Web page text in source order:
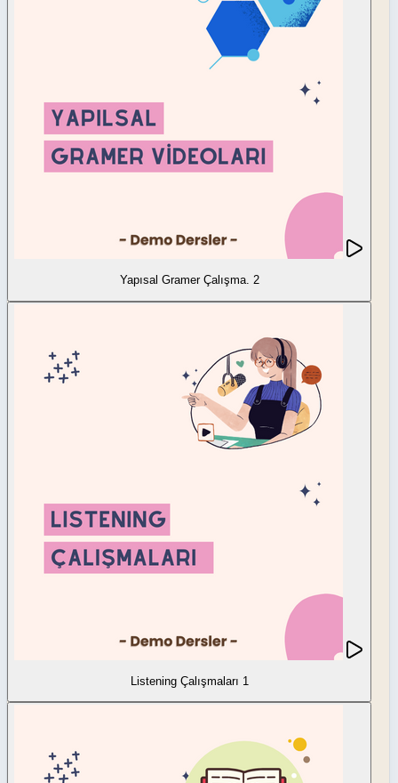
Yapısal Gramer Çalışma. 2
Listening Çalışmaları 1